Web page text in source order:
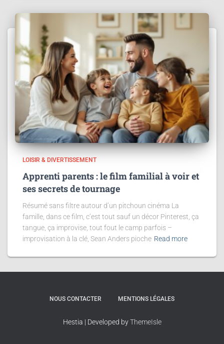
LOISIR & DIVERTISSEMENT
Apprenti parents : le film familial à voir et
ses secrets de tournage
Résumé sans filtre autour d’un pitchoun cinéma La
famille, dans ce film, c’est tout sauf un décor Pinterest, ça
tangue, ça improvise, tout fout le camp parfois –
improvisation à la clé, Sean Anders pioche Read more
NOUS CONTACTER MENTIONS LÉGALES
Hestia | Developed byThemeIsle